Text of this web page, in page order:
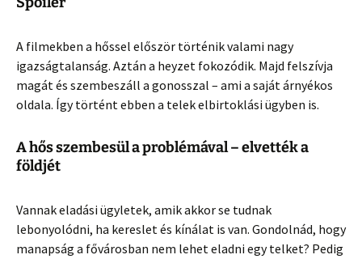
A filmekben a hőssel először történik valami nagy
igazságtalanság. Aztán a heyzet fokozódik. Majd felszívja
magát és szembeszáll a gonosszal – ami a saját árnyékos
oldala. Így történt ebben a telek elbirtoklási ügyben is.
A hős szembesül a problémával – elvették a
földjét
Vannak eladási ügyletek, amik akkor se tudnak
lebonyolódni, ha kereslet és kínálat is van. Gondolnád, hogy
manapság a fővárosban nem lehet eladni egy telket? Pedig